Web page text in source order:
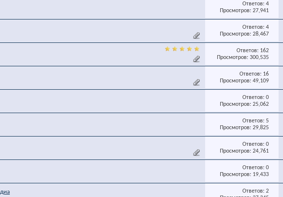
Ответов: 4
Просмотров: 27,941
Ответов: 4
Просмотров: 28,467
Ответов: 162
Просмотров: 300,535
Ответов: 16
Просмотров: 49,109
Ответов: 0
Просмотров: 25,062
Ответов: 5
Просмотров: 29,825
Ответов: 0
Просмотров: 24,761
Ответов: 0
Просмотров: 19,433
Ответов: 2